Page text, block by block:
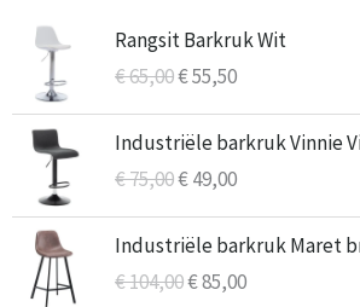
Rangsit Barkruk Wit
€65,00
Oorspronkelijke
prijs
was:
€ 65,00.
€55,50
Huidige
prijs
is:
€ 55,50.
Industriële barkruk Vinnie
€75,00
Oorspronkelijke
prijs
was:
€ 75,00.
€49,00
Huidige
prijs
is:
€ 49,00.
Industriële barkruk Maret
€104,00
Oorspronkelijke
prijs
was:
€85,00
Huidige
prijs
is: